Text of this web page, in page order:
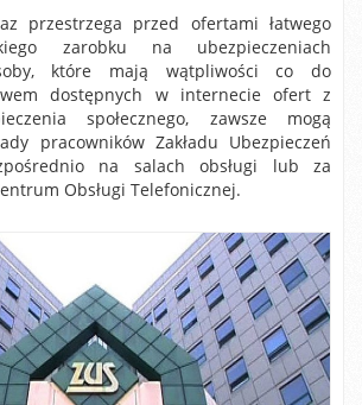
przestrzega przed ofertami łatwego
zarobku na ubezpieczeniach
które mają wątpliwości co do
dostępnych w internecie ofert z
społecznego, zawsze mogą
pracowników Zakładu Ubezpieczeń
na salach obsługi lub za
Obsługi Telefonicznej.